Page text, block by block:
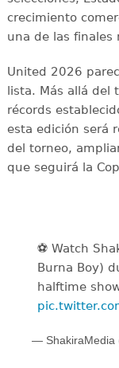
crecimiento
una de las finales
United 2026
lista. Más allá del
récords
esta edición será
del torneo,
que seguirá la
⚽️️ Watch
Burna Boy)
halftime
— ShakiraMedia